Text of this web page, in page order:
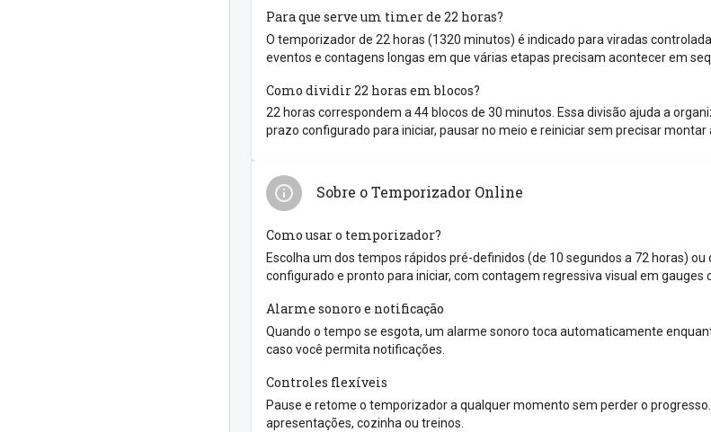
Para que serve um timer de 22 horas?
O temporizador de 22 horas (1320 minutos) é indicado para viradas
eventos e contagens longas em que várias etapas precisam acontecer em
Como dividir 22 horas em blocos?
22 horas correspondem a 44 blocos de 30 minutos. Essa divisão ajuda a
prazo configurado para iniciar, pausar no meio e reiniciar sem precisar
Sobre o Temporizador Online
Como usar o temporizador?
Escolha um dos tempos rápidos pré-definidos (de 10 segundos a 72 horas)
configurado e pronto para iniciar, com contagem regressiva visual em gauges
Alarme sonoro e notificação
Quando o tempo se esgota, um alarme sonoro toca automaticamente
caso você permita notificações.
Controles flexíveis
Pause e retome o temporizador a qualquer momento sem perder o
apresentações, cozinha ou treinos.